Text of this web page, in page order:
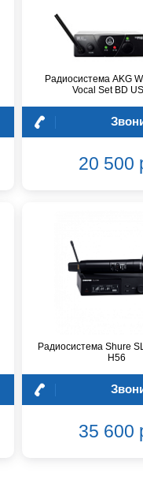
Радиосистема AKG
Vocal Set BD
20 500
Радиосистема Shure
H56
35 600